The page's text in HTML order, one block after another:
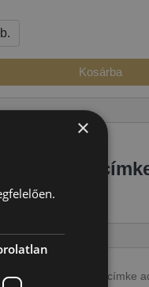
Kosárba
s
a feltüntetett címke
×